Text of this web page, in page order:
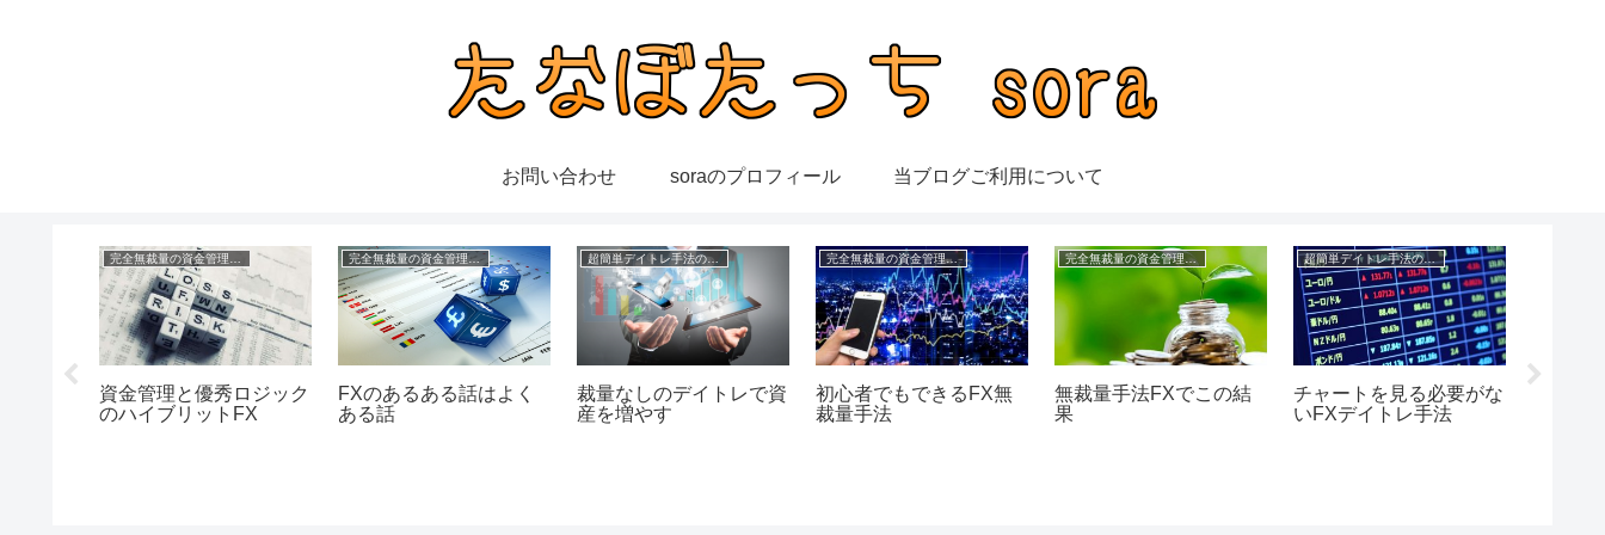
お問い合わせ soraのプロフィール 当ブログご利用について
資金管理と優秀ロジック
のハイブリットFX
完全無裁量の資金管理FX
FXのあるある話はよく
ある話
超簡単デイトレ手法の成績
裁量なしのデイトレで資
産を増やす
完全無裁量の資金管理FX
初心者でもできるFX無
裁量手法
完全無裁量の資金管理FX
無裁量手法FXでこの結
果
超簡単デイトレ手法の成績
チャートを見る必要がな
いFXデイトレ手法